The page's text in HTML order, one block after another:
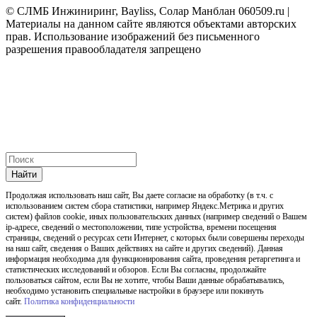
© СЛМБ Инжиниринг, Bayliss, Солар Манблан 060509.ru |
Материалы на данном сайте являются объектами авторских
прав. Использование изображений без письменного
разрешения правообладателя запрещено
Найти
Продолжая использовать наш cайт, Вы даете согласие на обработку (в т.ч. с
использованием систем сбора статистики, например Яндекс.Метрика и других
систем) файлов cookie, иных пользовательских данных (например сведений о Вашем
ip-адресе, сведений о местоположении, типе устройства, времени посещения
страницы, сведений о ресурсах сети Интернет, с которых были совершены переходы
на наш сайт, сведения о Ваших действиях на сайте и других сведений). Данная
информация необходима для функционирования сайта, проведения ретаргетинга и
статистических исследований и обзоров. Если Вы согласны, продолжайте
пользоваться сайтом, если Вы не хотите, чтобы Ваши данные обрабатывались,
необходимо установить специальные настройки в браузере или покинуть
сайт. Политика конфиденциальности